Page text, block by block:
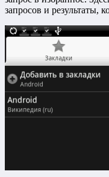
запросов и результаты,